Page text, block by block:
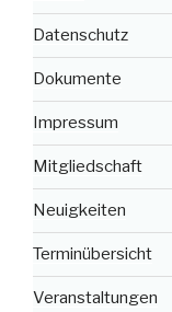
Datenschutz
Dokumente
Impressum
Mitgliedschaft
Neuigkeiten
Terminübersicht
Veranstaltungen